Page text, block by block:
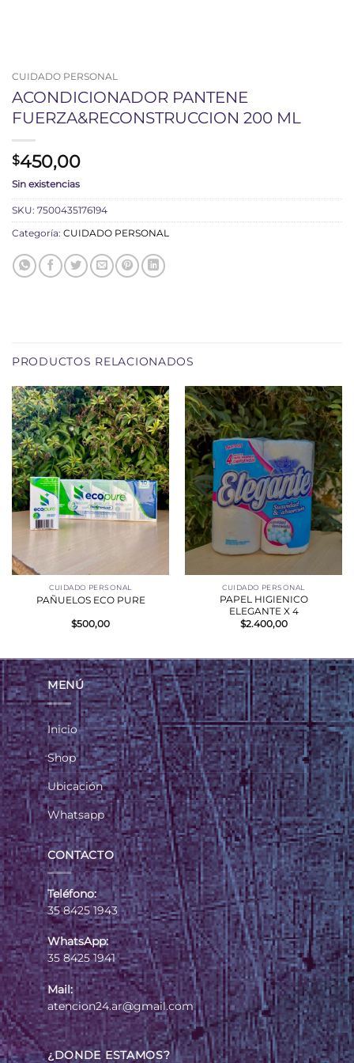
CUIDADO PERSONAL
ACONDICIONADOR PANTENE
FUERZA&RECONSTRUCCION 200 ML
$450,00
Sin existencias
SKU: 7500435176194
Categoría: CUIDADO PERSONAL
PRODUCTOS RELACIONADOS
CUIDADO PERSONAL
PAÑUELOS ECO PURE
$500,00
CUIDADO PERSONAL
PAPEL HIGIENICO
ELEGANTE X 4
$2.400,00
MENÚ
Inicio
Shop
Ubicación
Whatsapp
CONTACTO
Teléfono:
35 8425 1943
WhatsApp:
35 8425 1941
Mail:
atencion24.ar@gmail.com
¿DONDE ESTAMOS?